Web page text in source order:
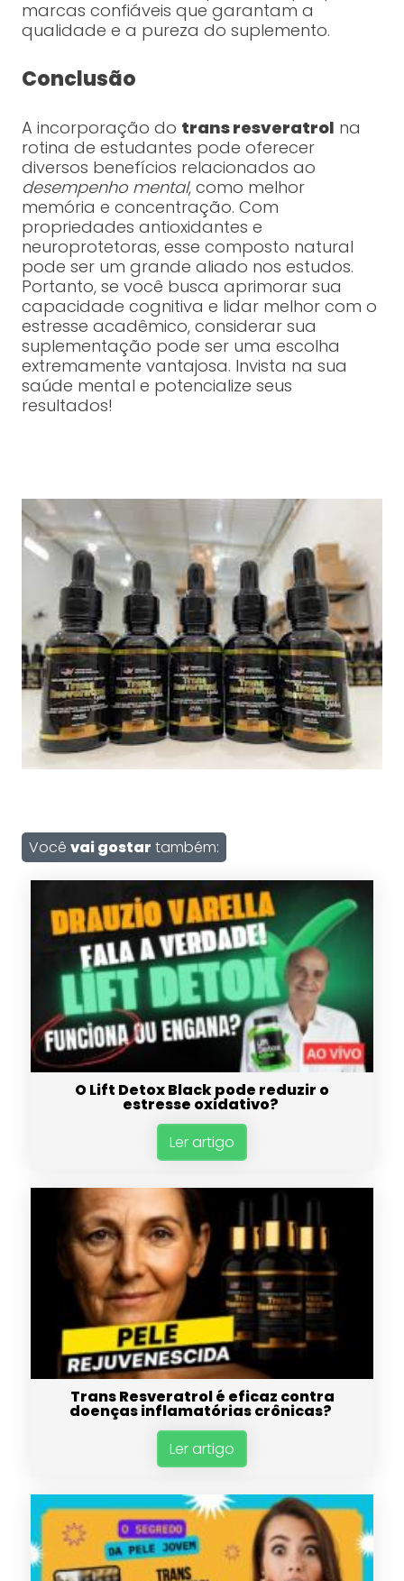
marcas confiáveis que garantam a
qualidade e a pureza do suplemento.
Conclusão
A incorporação do trans resveratrol na
rotina de estudantes pode oferecer
diversos benefícios relacionados ao
desempenho mental, como melhor
memória e concentração. Com
propriedades antioxidantes e
neuroprotetoras, esse composto natural
pode ser um grande aliado nos estudos.
Portanto, se você busca aprimorar sua
capacidade cognitiva e lidar melhor com o
estresse acadêmico, considerar sua
suplementação pode ser uma escolha
extremamente vantajosa. Invista na sua
saúde mental e potencialize seus
resultados!
Você vai gostar também:
O Lift Detox Black pode reduzir o
estresse oxidativo?
Ler artigo
Trans Resveratrol é eficaz contra
doenças inflamatórias crônicas?
Ler artigo